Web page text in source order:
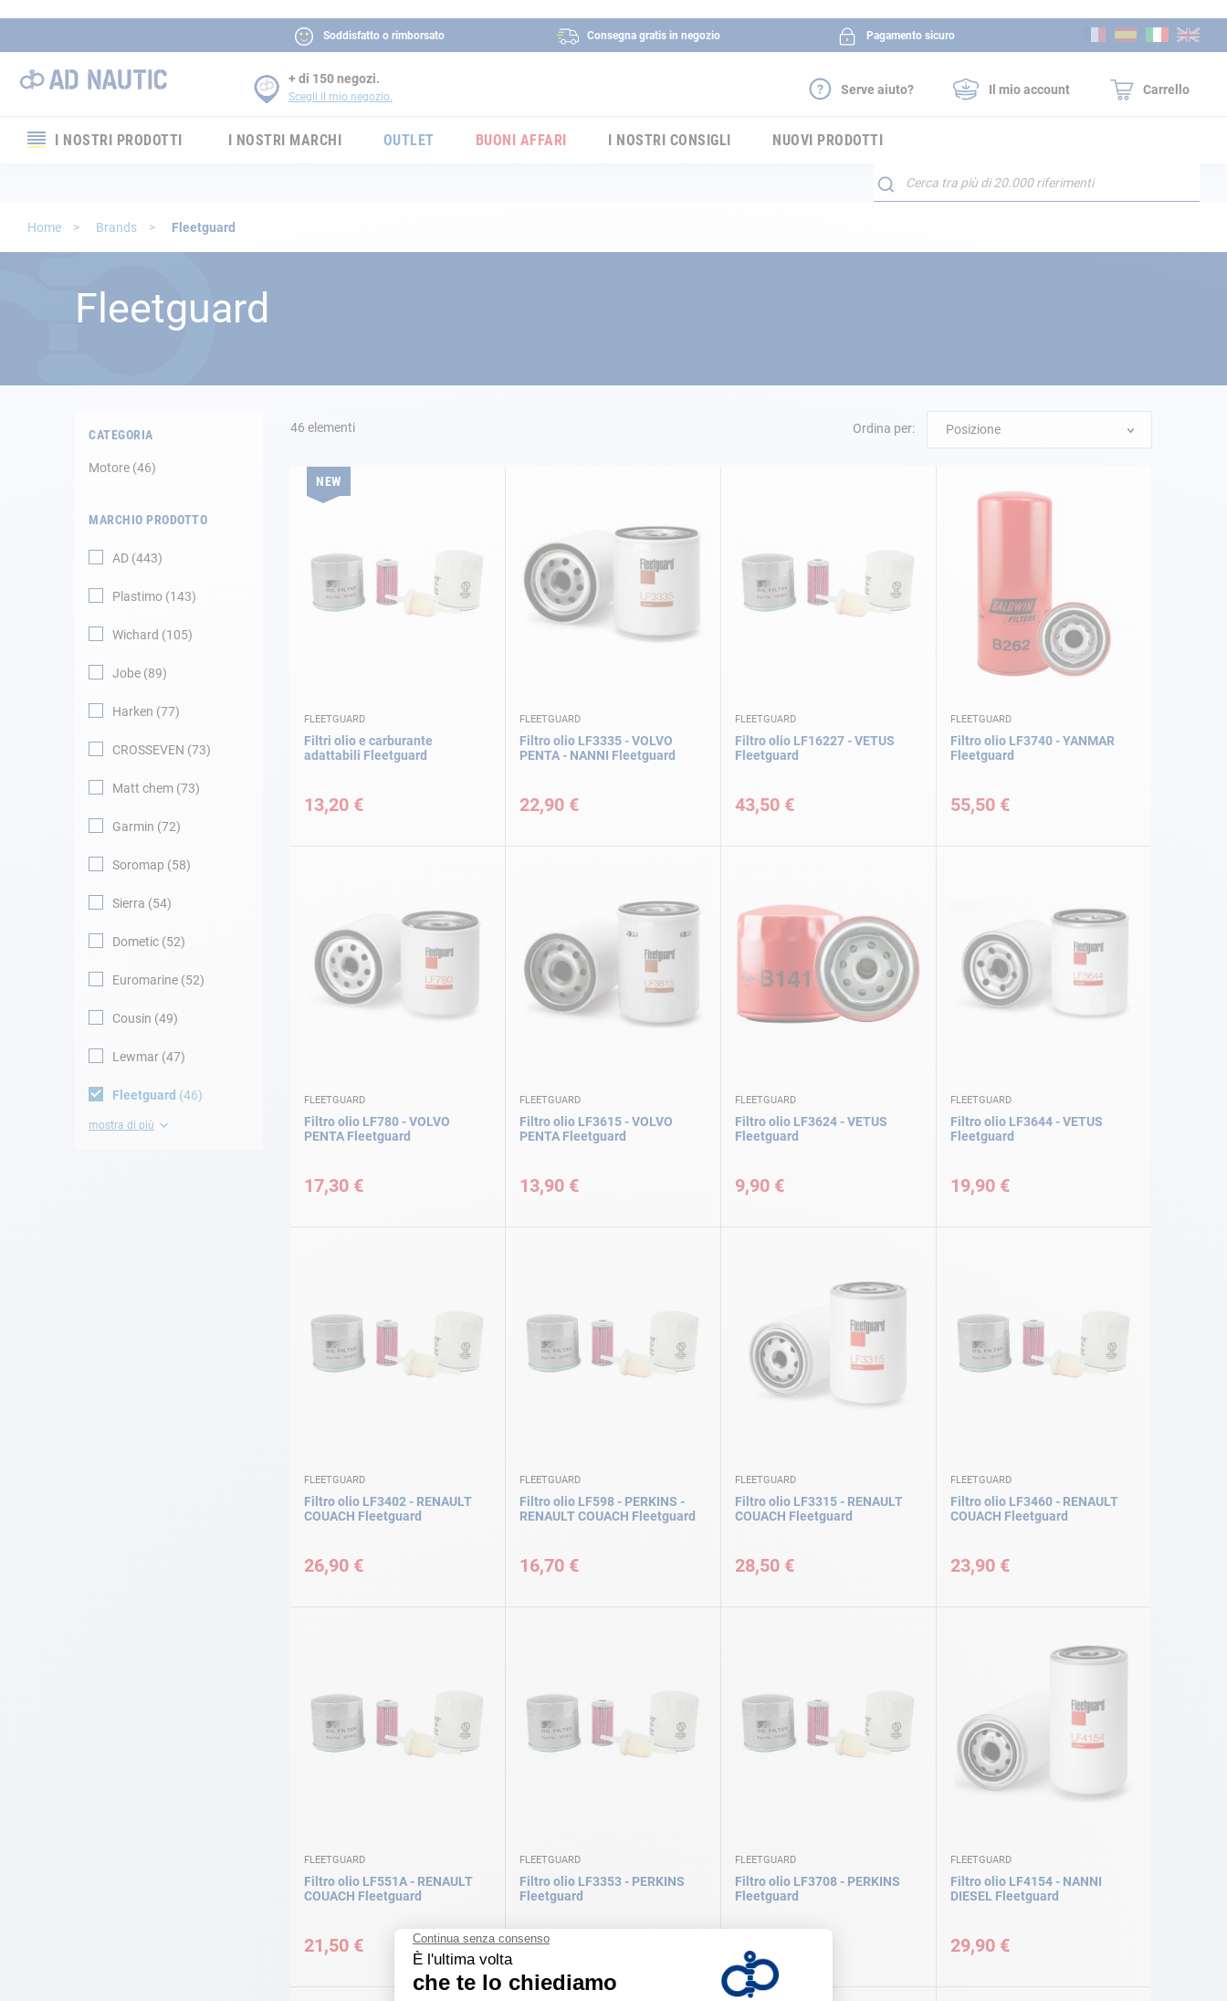
Soddisfatto o rimborsato Consegna gratis in negozio Pagamento sicuro
al
+ di 150 negozi.
Scegli il mio negozio. Serve aiuto? Il mio account Carrello
I NOSTRI PRODOTTI
Elettricità
I NOSTRI MARCHI OUTLET BUONI AFFARI I NOSTRI CONSIGLI NUOVI PRODOTTI
Search
Home Brands Fleetguard
Fleetguard
46 elementi Ordina per: Posizione
NEW
FLEETGUARD
Filtri olio e carburante
adattabili Fleetguard
13,20 €
FLEETGUARD
Filtro olio LF3335 - VOLVO
PENTA - NANNI Fleetguard
22,90 €
FLEETGUARD
Filtro olio LF16227 - VETUS
Fleetguard
43,50 €
FLEETGUARD
Filtro olio LF3740 - YANMAR
Fleetguard
55,50 €
FLEETGUARD
Filtro olio LF780 - VOLVO
PENTA Fleetguard
17,30 €
FLEETGUARD
Filtro olio LF3615 - VOLVO
PENTA Fleetguard
13,90 €
FLEETGUARD
Filtro olio LF3624 - VETUS
Fleetguard
9,90 €
FLEETGUARD
Filtro olio LF3644 - VETUS
Fleetguard
19,90 €
FLEETGUARD
Filtro olio LF3402 - RENAULT
COUACH Fleetguard
26,90 €
FLEETGUARD
Filtro olio LF598 - PERKINS -
RENAULT COUACH Fleetguard
16,70 €
FLEETGUARD
Filtro olio LF3315 - RENAULT
COUACH Fleetguard
28,50 €
FLEETGUARD
Filtro olio LF3460 - RENAULT
COUACH Fleetguard
23,90 €
FLEETGUARD
Filtro olio LF551A - RENAULT
COUACH Fleetguard
21,50 €
FLEETGUARD
Filtro olio LF3353 - PERKINS
Fleetguard
31,90 €
FLEETGUARD
Filtro olio LF3708 - PERKINS
Fleetguard
26,50 €
FLEETGUARD
Filtro olio LF4154 - NANNI
DIESEL Fleetguard
29,90 €
CATEGORIA
Motore 46
MARCHIO PRODOTTO
AD 443
Plastimo 143
Wichard 105
Jobe 89
Harken 77
CROSSEVEN 73
Matt chem 73
Garmin 72
Soromap 58
Sierra 54
Dometic 52
Euromarine 52
Cousin 49
Lewmar 47
Fleetguard 46
mostra di più